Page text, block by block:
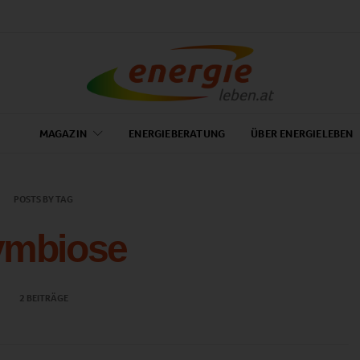
MAGAZIN ENERGIEBERATUNG ÜBER ENERGIELEBEN
POSTS BY TAG
2 BEITRÄGE